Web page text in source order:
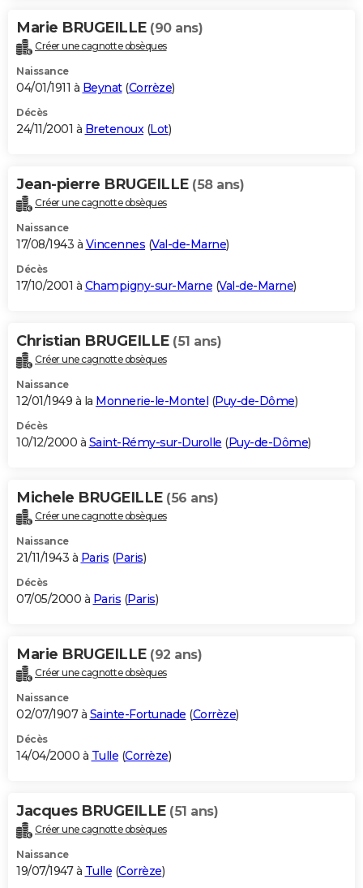
Marie BRUGEILLE (90 ans)
Créer une cagnotte obsèques
Naissance
04/01/1911 à Beynat(Corrèze)
Décès
24/11/2001 à Bretenoux(Lot)
Jean-pierre BRUGEILLE (58 ans)
Créer une cagnotte obsèques
Naissance
17/08/1943 à Vincennes (Val-de-Marne)
Décès
17/10/2001 à Champigny-sur-Marne (Val-de-Marne)
Christian BRUGEILLE (51 ans)
Créer une cagnotte obsèques
Naissance
12/01/1949 à la Monnerie-le-Montel (Puy-de-Dôme)
Décès
10/12/2000 à Saint-Rémy-sur-Durolle (Puy-de-Dôme)
Michele BRUGEILLE (56 ans)
Créer une cagnotte obsèques
Naissance
21/11/1943 à Paris (Paris)
Décès
07/05/2000 à Paris (Paris)
Marie BRUGEILLE (92 ans)
Créer une cagnotte obsèques
Naissance
02/07/1907 à Sainte-Fortunade (Corrèze)
Décès
14/04/2000 à Tulle (Corrèze)
Jacques BRUGEILLE (51 ans)
Créer une cagnotte obsèques
Naissance
19/07/1947 à Tulle (Corrèze)